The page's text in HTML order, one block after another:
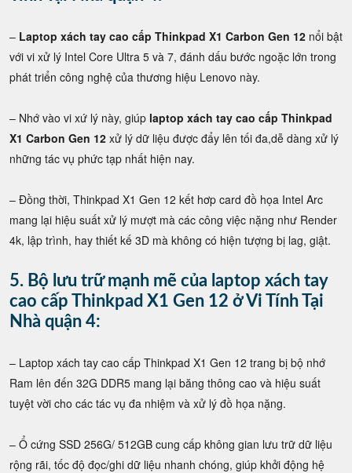
– Laptop xách tay cao cấp Thinkpad X1 Carbon Gen 12 nổi bật
với vi xử lý Intel Core Ultra 5 và 7, đánh dấu bước ngoặc lớn trong
phát triển công nghệ của thương hiệu Lenovo này.
– Nhớ vào vi xứ lý này, giúp laptop xách tay cao cấp Thinkpad
X1 Carbon Gen 12 xử lý dữ liệu được đẩy lên tối đa,dễ dàng xử lý
những tác vụ phức tạp nhất hiện nay.
– Đồng thời, Thinkpad X1 Gen 12 kết hơp card đồ họa Intel Arc
mang lại hiệu suất xử lý mượt mà các công việc nặng như Render
4k, lập trình, hay thiết kế 3D mà không có hiện tượng bị lag, giật.
5. Bộ lưu trữ mạnh mẽ của laptop xách tay
cao cấp Thinkpad X1 Gen 12 ở Vi Tính Tại
Nhà quận 4:
– Laptop xách tay cao cấp Thinkpad X1 Gen 12 trang bị bộ nhớ
Ram lên đến 32G DDR5 mang lại băng thông cao và hiệu suất
tuyệt vời cho các tác vụ đa nhiệm và xử lý đồ họa nặng.
– Ổ cứng SSD 256G/ 512GB cung cấp không gian lưu trữ dữ liệu
rộng rãi, tốc độ đọc/ghi dữ liệu nhanh chóng, giúp khởi động hệ